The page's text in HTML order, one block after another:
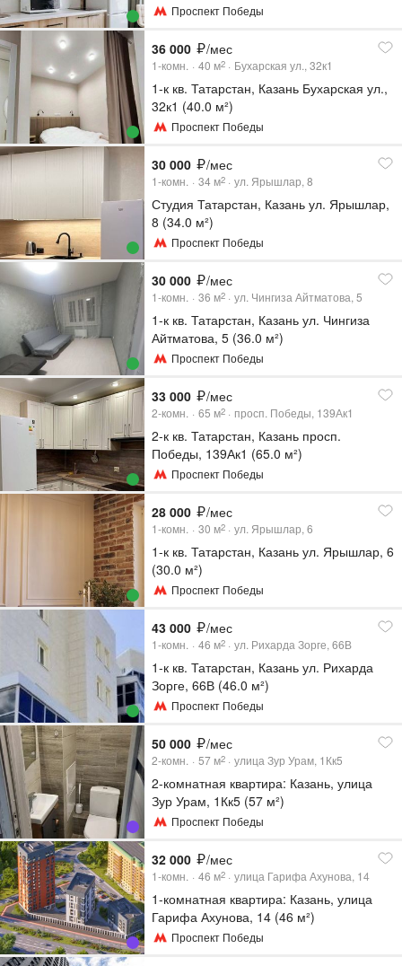
Проспект Победы
36 000 /мес
1-комн. 40 м2 Бухарская ул., 32к1
1-к кв. Татарстан, Казань Бухарская ул.,
32к1 (40.0 м²)
Проспект Победы
30 000 /мес
1-комн. 34 м2 ул. Ярышлар, 8
Студия Татарстан, Казань ул. Ярышлар,
8 (34.0 м²)
Проспект Победы
30 000 /мес
1-комн. 36 м2 ул. Чингиза Айтматова, 5
1-к кв. Татарстан, Казань ул. Чингиза
Айтматова, 5 (36.0 м²)
Проспект Победы
33 000 /мес
2-комн. 65 м2 просп. Победы, 139Ак1
2-к кв. Татарстан, Казань просп.
Победы, 139Ак1 (65.0 м²)
Проспект Победы
28 000 /мес
1-комн. 30 м2 ул. Ярышлар, 6
1-к кв. Татарстан, Казань ул. Ярышлар, 6
(30.0 м²)
Проспект Победы
43 000 /мес
1-комн. 46 м2 ул. Рихарда Зорге, 66В
1-к кв. Татарстан, Казань ул. Рихарда
Зорге, 66В (46.0 м²)
Проспект Победы
50 000 /мес
2-комн. 57 м2 улица Зур Урам, 1Кк5
2-комнатная квартира: Казань, улица
Зур Урам, 1Кк5 (57 м²)
Проспект Победы
32 000 /мес
1-комн. 46 м2 улица Гарифа Ахунова, 14
1-комнатная квартира: Казань, улица
Гарифа Ахунова, 14 (46 м²)
Проспект Победы